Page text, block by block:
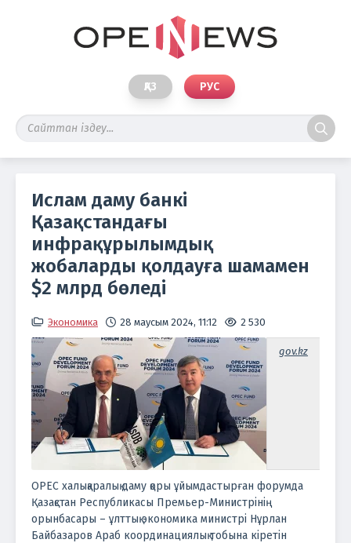
ҚАЗ РУС
Ислам даму банкі
Қазақстандағы
инфрақұрылымдық
жобаларды қолдауға шамамен
$2 млрд бөледі
Экономика 28 маусым 2024, 11:12 2 530
gov.kz
OPEC халықаралық даму қоры ұйымдастырған форумда
Қазақстан Республикасы Премьер-Министрінің
орынбасары – ұлттық экономика министрі Нұрлан
Байбазаров Араб координациялық тобына кіретін